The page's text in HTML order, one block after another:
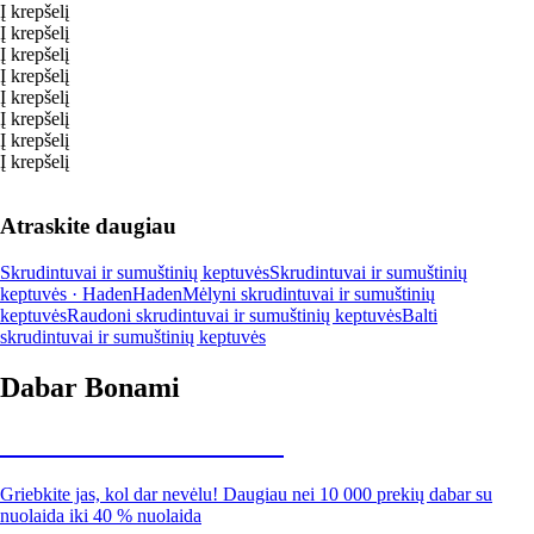
Į krepšelį
Į krepšelį
Į krepšelį
Į krepšelį
Į krepšelį
Į krepšelį
Į krepšelį
Į krepšelį
Atraskite daugiau
Skrudintuvai ir sumuštinių keptuvėsSkrudintuvai ir sumuštinių
keptuvės · HadenHadenMėlyni skrudintuvai ir sumuštinių
keptuvėsRaudoni skrudintuvai ir sumuštinių keptuvėsBalti
skrudintuvai ir sumuštinių keptuvės
Dabar Bonami
Griebkite jas, kol dar nevėlu! Daugiau nei 10 000 prekių dabar su
nuolaida iki 40 % nuolaida